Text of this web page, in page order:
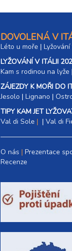
DOVOLENÁ V
Léto u moře |
LYŽOVÁNÍ V ITÁLII
Kam s rodinou na lyže |​
ZÁJEZDY K MOŘI DO
Jesolo | Lignano |
TIPY KAM JET
Val di Sole
| Val di
O nás Prezentace
Recenze